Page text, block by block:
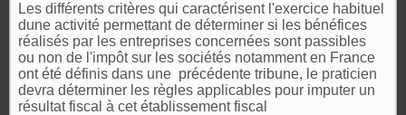
Les différents critères qui caractérisent l'exercice habituel
dune activité permettant de déterminer si les bénéfices
réalisés par les entreprises concernées sont passibles
ou non de l'impôt sur les sociétés notamment en France
ont été définis dans une précédente tribune, le praticien
devra déterminer les règles applicables pour imputer un
résultat fiscal à cet établissement fiscal